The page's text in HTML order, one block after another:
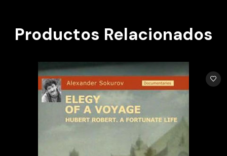
Productos Relacionados